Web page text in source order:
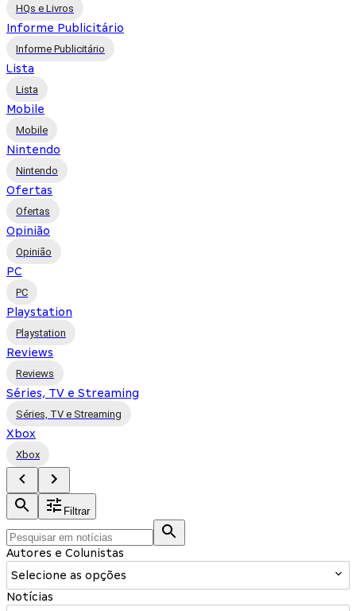
HQs e Livros
Informe Publicitário
Informe Publicitário
Lista
Lista
Mobile
Mobile
Nintendo
Nintendo
Ofertas
Ofertas
Opinião
Opinião
PC
PC
Playstation
Playstation
Reviews
Reviews
Séries, TV e Streaming
Séries, TV e Streaming
Xbox
Xbox
Filtrar
Autores e Colunistas
Selecione as opções
Notícias